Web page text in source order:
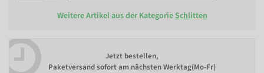
Weitere Artikel aus der KategorieSchlitten
Jetzt bestellen,
Paketversand sofort am nächsten Werktag(Mo-Fr)